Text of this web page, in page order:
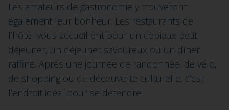
Les amateurs de gastronomie y trouveront
également leur bonheur. Les restaurants de
l’hôtel vous accueillent pour un copieux petit-
déjeuner, un déjeuner savoureux ou un dîner
raffiné. Après une journée de randonnée, de vélo,
de shopping ou de découverte culturelle, c’est
l’endroit idéal pour se détendre.